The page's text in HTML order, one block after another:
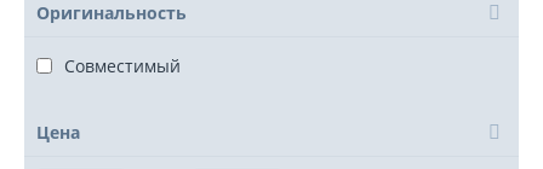
Оригинальность
Совместимый
Цена